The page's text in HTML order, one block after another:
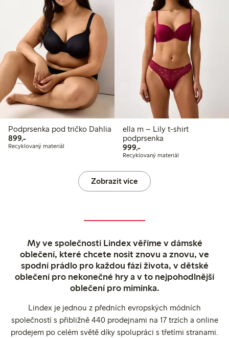
Podprsenka pod tričko Dahlia
899,-899,00 Kč
Recyklovaný materiál
ella m – Lily t-shirt
podprsenka
999,-999,00 Kč
Recyklovaný materiál
Zobrazit více
My ve společnosti Lindex věříme v dámské
oblečení, které chcete nosit znovu a znovu, ve
spodní prádlo pro každou fázi života, v dětské
oblečení pro nekonečné hry a v to nejpohodlnější
oblečení pro miminka.
Lindex je jednou z předních evropských módních
společností s přibližně 440 prodejnami na 17 trzích a online
prodejem po celém světě díky spolupráci s třetími stranami.